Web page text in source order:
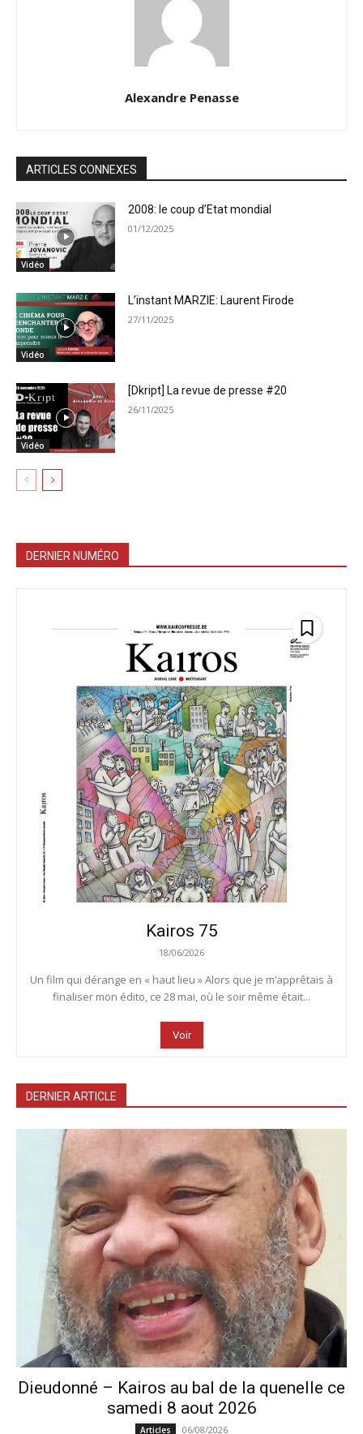
Alexandre Penasse
ARTICLES CONNEXES
Vidéo
2008: le coup d’Etat mondial
01/12/2025
Vidéo
L’instant MARZIE: Laurent Firode
27/11/2025
Vidéo
[Dkript] La revue de presse #20
26/11/2025
DERNIER NUMÉRO
Kairos 75
18/06/2026
Un film qui dérange en « haut lieu » Alors que je m’apprêtais à
finaliser mon édito, ce 28 mai, où le soir même était...
Voir
DERNIER ARTICLE
Dieudonné – Kairos au bal de la quenelle ce
samedi 8 aout 2026
Articles 06/08/2026